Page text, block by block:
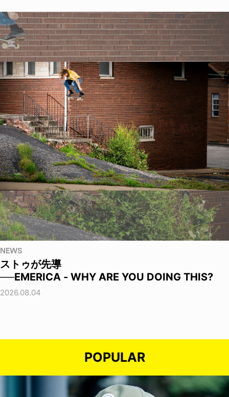
NEWS
ストゥが先導
──EMERICA - WHY ARE YOU DOING THIS?
2026.08.04
POPULAR